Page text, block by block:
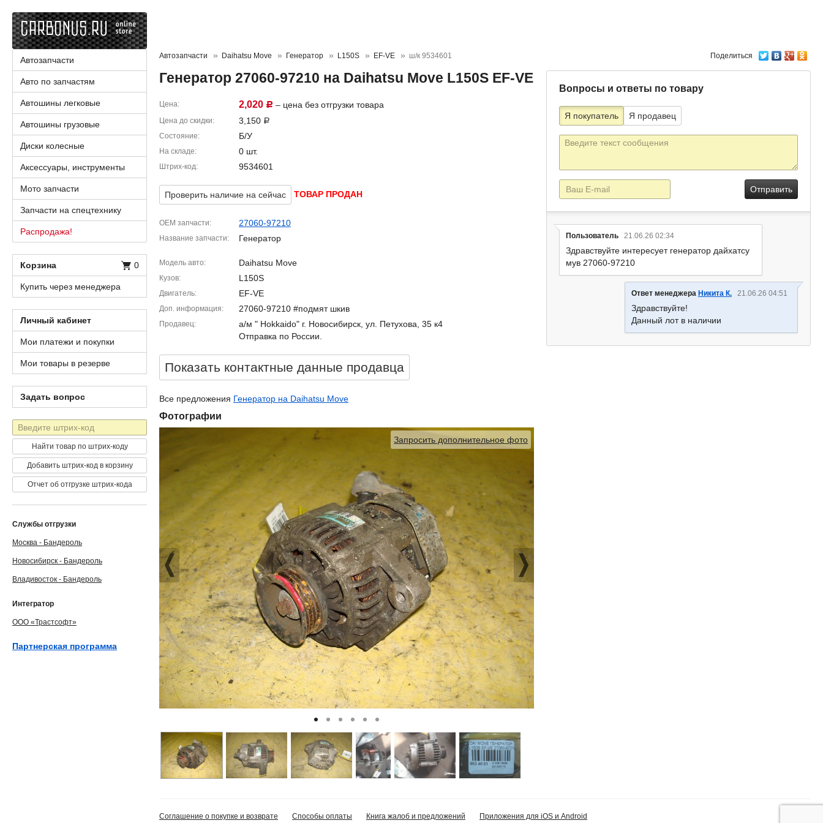
Поделиться
Автозапчасти Daihatsu Move Генератор L150S EF-VE ш/к 9534601
Генератор 27060-97210 на Daihatsu Move L150S EF-VE
Цена 2,020 Р – цена без отгрузки товара
Цена до скидки 3,150 Р
Состояние Б/У
На складе 0 шт.
Штрих-код 9534601
Проверить наличие на сейчас ТОВАР ПРОДАН
OEM запчасти 27060-97210
Название запчасти Генератор
Модель авто Daihatsu Move
Кузов L150S
Двигатель EF-VE
Доп. информация 27060-97210 #подмят шкив
Продавец
а/м " Hokkaido" г. Новосибирск, ул. Петухова, 35 к4
Отправка по России.
Показать контактные данные продавцa
Все предложения Генератор на Daihatsu Move
Фотографии
Запросить дополнительное фото
Вопросы и ответы по товару
Я покупатель Я продавец
Текст
E-
mail
Пользователь 21.06.26 02:34
Здравствуйте интересует генератор дайхатсу
мув 27060-97210
Ответ менеджера Никита К. 21.06.26 04:51
Здравствуйте!
Данный лот в наличии
Автозапчасти
Авто по запчастям
Автошины легковые
Автошины грузовые
Диски колесные
Аксессуары, инструменты
Мото запчасти
Запчасти на спецтехнику
Распродажа!
Корзина 0
Купить через менеджера
Личный кабинет
Мои платежи и покупки
Мои товары в резерве
Задать вопрос
Штрих-
код
Найти товар по штрих-коду
Добавить штрих-код в корзину
Отчет об отгрузке штрих-кода
Службы отгрузки
Москва - Бандероль
Новосибирск - Бандероль
Владивосток - Бандероль
Интегратор
ООО «Трастсофт»
Партнерская программа
Соглашение о покупке и возврате Способы оплаты Книга жалоб и предложений Приложения для iOS и Android